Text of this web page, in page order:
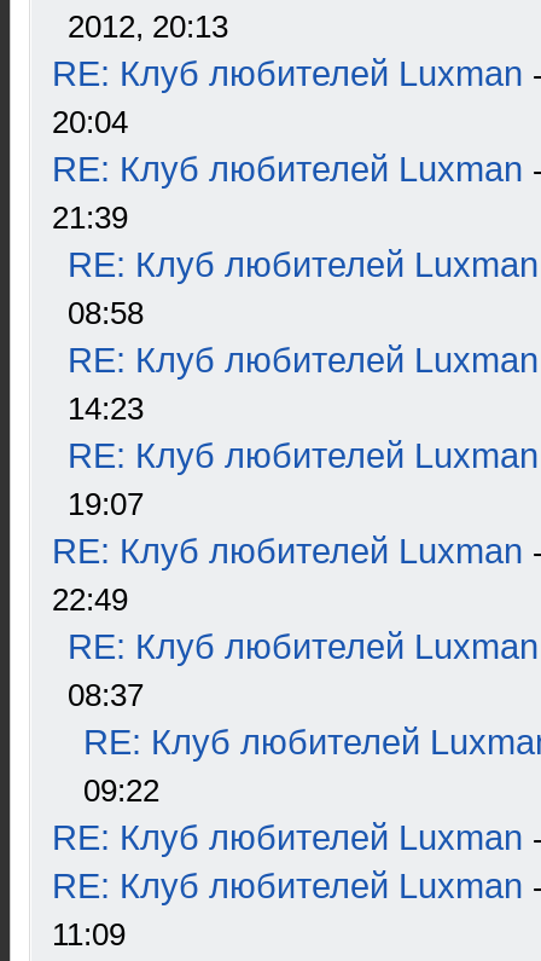
2012, 20:13
RE: Клуб любителей Luxman
20:04
RE: Клуб любителей Luxman
21:39
RE: Клуб любителей Luxman
08:58
RE: Клуб любителей Luxman
14:23
RE: Клуб любителей Luxman
19:07
RE: Клуб любителей Luxman
22:49
RE: Клуб любителей Luxman
08:37
RE: Клуб любителей
09:22
RE: Клуб любителей Luxman
RE: Клуб любителей Luxman
11:09